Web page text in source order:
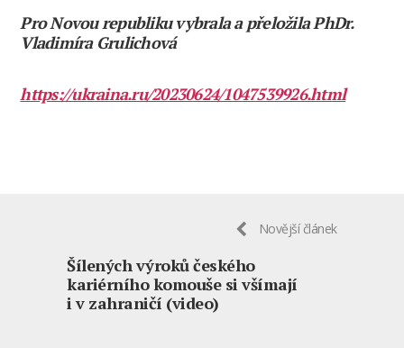
Pro Novou republiku vybrala a přeložila PhDr.
Vladimíra Grulichová
https://ukraina.ru/20230624/1047539926.html
Novější článek
Šílených výroků českého
kariérního komouše si všímají
i v zahraničí (video)